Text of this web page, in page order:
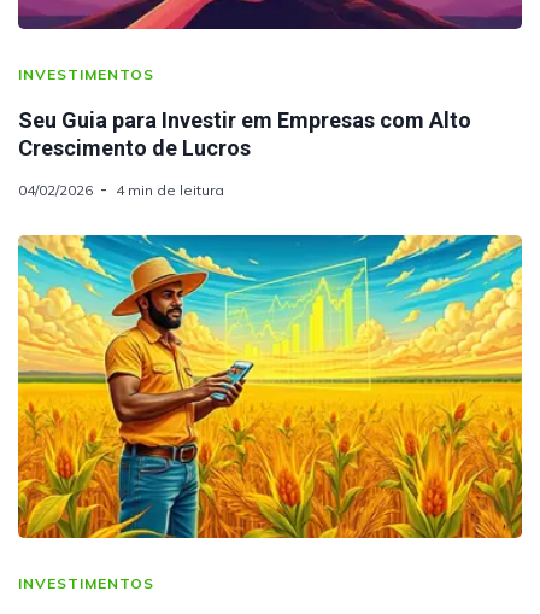
INVESTIMENTOS
Seu Guia para Investir em Empresas com Alto
Crescimento de Lucros
04/02/2026 4 min de leitura
INVESTIMENTOS